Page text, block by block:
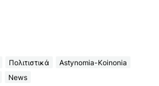
Πολιτιστικά
Astynomia-Koinonia
News